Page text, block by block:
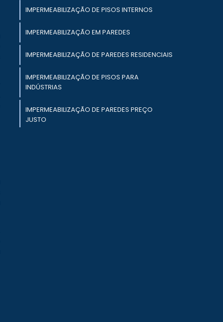
IMPERMEABILIZAÇÃO DE PISOS INTERNOS
IMPERMEABILIZAÇÃO EM PAREDES
IMPERMEABILIZAÇÃO DE PAREDES RESIDENCIAIS
IMPERMEABILIZAÇÃO DE PISOS PARA
INDÚSTRIAS
IMPERMEABILIZAÇÃO DE PAREDES PREÇO
JUSTO